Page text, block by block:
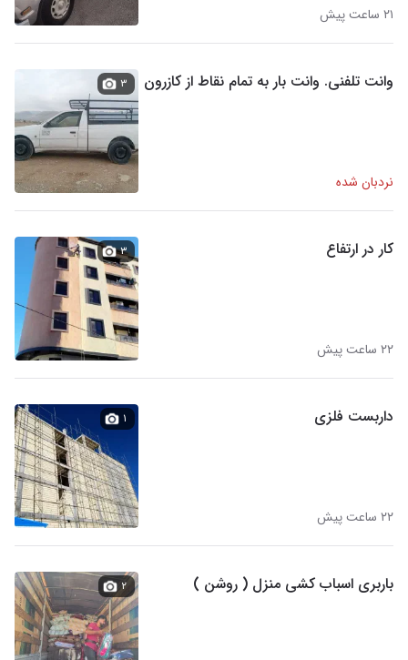
۲۱ ساعت پیش
وانت تلفنی. وانت بار به تمام نقاط از کازرون
نردبان شده
۳
کار در ارتفاع
۲۲ ساعت پیش
۳
داربست فلزی
۲۲ ساعت پیش
۱
باربری اسباب کشی منزل ( روشن ) ۲